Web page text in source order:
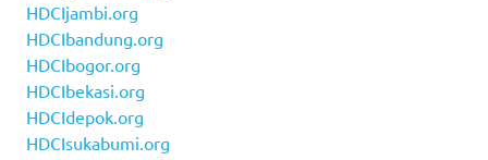
HDCIjambi.org
HDCIbandung.org
HDCIbogor.org
HDCIbekasi.org
HDCIdepok.org
HDCIsukabumi.org